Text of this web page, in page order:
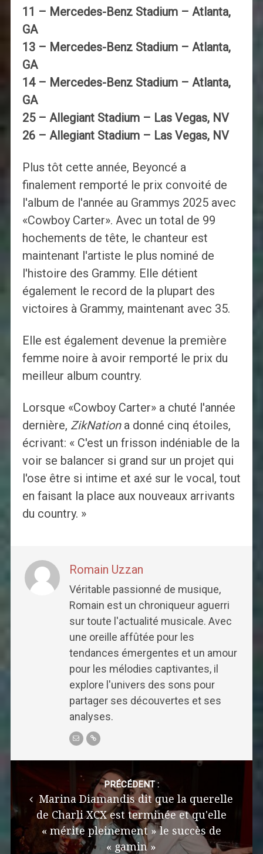
11 – Mercedes-Benz Stadium – Atlanta,
GA
13 – Mercedes-Benz Stadium – Atlanta,
GA
14 – Mercedes-Benz Stadium – Atlanta,
GA
25 – Allegiant Stadium – Las Vegas, NV
26 – Allegiant Stadium – Las Vegas, NV
Plus tôt cette année, Beyoncé a
finalement remporté le prix convoité de
l'album de l'année au Grammys 2025 avec
«Cowboy Carter». Avec un total de 99
hochements de tête, le chanteur est
maintenant l'artiste le plus nominé de
l'histoire des Grammy. Elle détient
également le record de la plupart des
victoires à Grammy, maintenant avec 35.
Elle est également devenue la première
femme noire à avoir remporté le prix du
meilleur album country.
Lorsque «Cowboy Carter» a chuté l'année
dernière, ZikNationa donné cinq étoiles,
écrivant: « C'est un frisson indéniable de la
voir se balancer si grand sur un projet qui
l'ose être si intime et axé sur le vocal, tout
en faisant la place aux nouveaux arrivants
du country. »
Romain Uzzan
Véritable passionné de musique,
Romain est un chroniqueur aguerri
sur toute l'actualité musicale. Avec
une oreille affûtée pour les
tendances émergentes et un amour
pour les mélodies captivantes, il
explore l'univers des sons pour
partager ses découvertes et ses
analyses.
Post
navigation
PRÉCÉDENT :
Marina Diamandis dit que la querelle
de Charli XCX est terminée et qu'elle
« mérite pleinement » le succès de
« gamin »